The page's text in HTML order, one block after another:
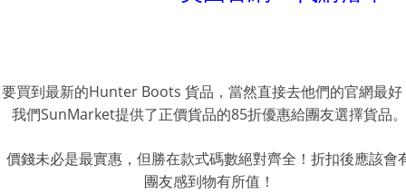
要買到最新的Hunter Boots 貨品，當然直接去他們的官網最
我們SunMarket提供了正價貨品的85折優惠給團友選擇貨品
價錢未必是最實惠，但勝在款式碼數絕對齊全！折扣後應該會
團友感到物有所值！